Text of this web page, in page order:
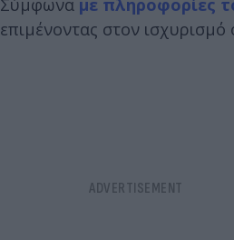
Σύμφωνα με πληροφορίες
επιμένοντας στον